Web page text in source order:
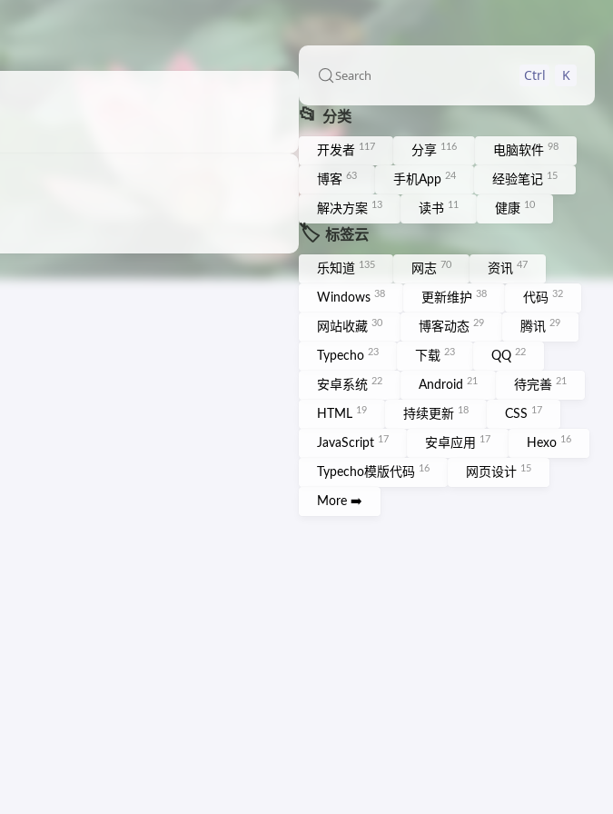
Search Ctrl K
📂 分类
开发者 117 分享 116 电脑软件 98
博客 63 手机App 24 经验笔记 15
解决方案 13 读书 11 健康 10
🏷️ 标签云
乐知道 135 网志 70 资讯 47
Windows 38 更新维护 38 代码 32
网站收藏 30 博客动态 29 腾讯 29
Typecho 23 下载 23 QQ 22
安卓系统 22 Android 21 待完善 21
HTML 19 持续更新 18 CSS 17
JavaScript 17 安卓应用 17 Hexo 16
Typecho模版代码 16 网页设计 15
More ➡️